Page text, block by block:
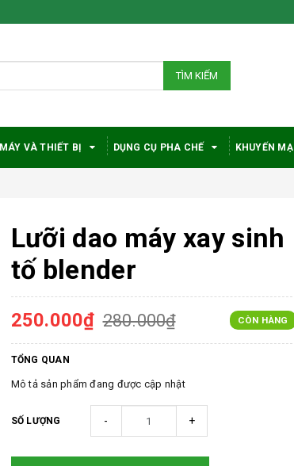
TÌM KIẾM
MÁY VÀ THIẾT BỊ DỤNG CỤ PHA CHẾ KHUYẾN MẠI
Lưỡi dao máy xay sinh
tố blender
250.000₫ 280.000₫ CÒN HÀNG
TỔNG QUAN
Mô tả sản phẩm đang được cập nhật
SỐ LƯỢNG - +